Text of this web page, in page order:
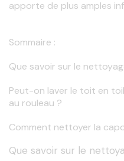
Que savoir sur le
Peut-on laver le toit en
au rouleau ?
Comment nettoyer la
Que savoir sur le